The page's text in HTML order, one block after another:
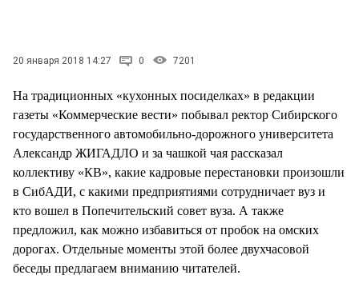
20 января 2018 14:27 0 7201
На традиционных «кухонных посиделках» в редакции
газеты «Коммерческие вести» побывал ректор Сибирского
государственного автомобильно-дорожного университета
Александр ЖИГАДЛО и за чашкой чая рассказал
коллективу «КВ», какие кадровые перестановки произошли
в СибАДИ, с какими предприятиями сотрудничает вуз и
кто вошел в Попечительский совет вуза. А также
предложил, как можно избавиться от пробок на омских
дорогах. Отдельные моменты этой более двухчасовой
беседы предлагаем вниманию читателей.